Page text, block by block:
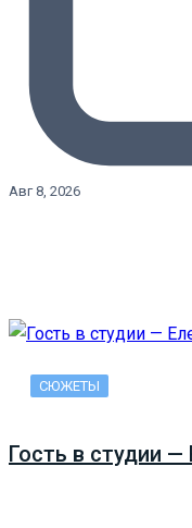
Авг 8, 2026
СЮЖЕТЫ
Гость в студии